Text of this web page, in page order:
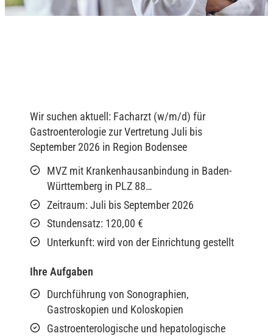
Wir suchen aktuell: Facharzt (w/m/d) für
Gastroenterologie zur Vertretung Juli bis
September 2026 in Region Bodensee
MVZ mit Krankenhausanbindung in Baden-
Württemberg in PLZ 88…
Zeitraum: Juli bis September 2026
Stundensatz: 120,00 €
Unterkunft: wird von der Einrichtung gestellt
Ihre Aufgaben
Durchführung von Sonographien,
Gastroskopien und Koloskopien
Gastroenterologische und hepatologische